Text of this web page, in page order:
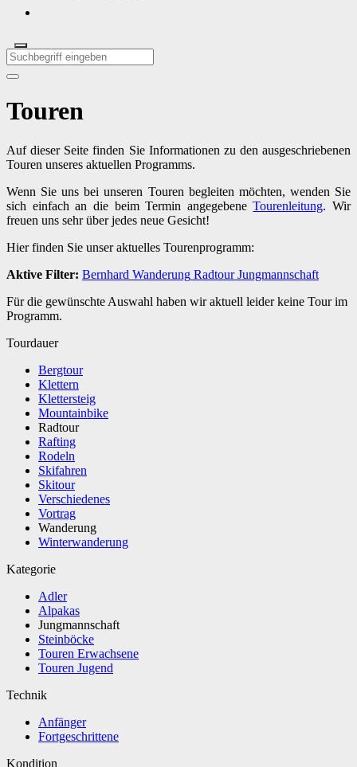
Touren
Auf dieser Seite finden Sie Informationen zu den ausgeschriebenen
Touren unseres aktuellen Programms.
Wenn Sie uns bei unseren Touren begleiten möchten, wenden Sie
sich einfach an die beim Termin angegebeneTourenleitung. Wir
freuen uns sehr über jedes neue Gesicht!
Hier finden Sie unser aktuelles Tourenprogramm:
Aktive Filter: Bernhard Wanderung RadtourJungmannschaft
Für die gewünschte Auswahl haben wir aktuell leider keine Tour im
Programm.
Tourdauer
Bergtour
Klettern
Klettersteig
Mountainbike
Radtour
Rafting
Rodeln
Skifahren
Skitour
Verschiedenes
Vortrag
Wanderung
Winterwanderung
Kategorie
Adler
Alpakas
Jungmannschaft
Steinböcke
Touren Erwachsene
Touren Jugend
Technik
Anfänger
Fortgeschrittene
Kondition